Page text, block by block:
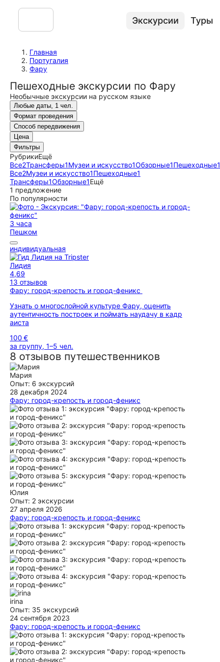
Экскурсии Туры
Главная
Португалия
Фару
Пешеходные экскурсии по Фару
Необычные экскурсии на русском языке
Любые даты, 1 чел.
Формат проведения
Способ передвижения
Цена
Фильтры
РубрикиЕщё
Все2Трансферы1Музеи и искусство1Обзорные1Пешеходные1
Все2Музеи и искусство1Пешеходные1
Трансферы1Обзорные1Ещё
1 предложение
По популярности
3 часа
Пешком
индивидуальная
Лидия
4,69
13 отзывов
Фару: город-крепость и город-феникс
Узнать о многослойной культуре Фару, оценить
аутентичность построек и поймать наудачу в кадр
аиста
100 €
за группу, 1–5 чел.
8 отзывов путешественников
Мария
Опыт: 6 экскурсий
28 декабря 2024
Фару: город-крепость и город-феникс
Спасибо огромное Лидии за замечательную экскурсию.
Была как историческая информация, также и бытовая, всё
очень интересно, время пролетело быстро. Лидия очень
радушная, давно здесь живет и сразу чувствуется, что
любит Португалию. Жаль, что в католическое Рождество
ничего не работало и мы даже не смогли посидеть в кафе,
но это, конечно, не вина экскурсовода. Как сказала Лидия,
в Португалии всё закрыто 3 дня в году: 25.12, 01.01 и 01.05.
Планируя, имейте это ввиду!
ещё
Юлия
Опыт: 2 экскурсии
27 апреля 2026
Фару: город-крепость и город-феникс
Отличный тур с замечательной Лидией. Рекомендуем для
всех, кому интересно послушать про историю этого
чудесного города, культуру и религию Португалии, в также
про особенности жизни в регионе Алгарве. Живая
экскурсия с приятным гидом.
ещё
irina
Опыт: 35 экскурсий
24 сентября 2023
Фару: город-крепость и город-феникс
Экскурсия- как волшебная, восточная сказка!! Пролетела
как один миг, даже мой муж, который терпеть не может
все что связанно с хождением "по пятам" и получением
"информации из интернета" был в полном восторге!